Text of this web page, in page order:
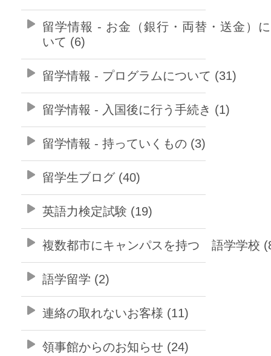
留学情報 - お金（銀行・両替・送金）
いて (6)
留学情報 - プログラムについて (31)
留学情報 - 入国後に行う手続き (1)
留学情報 - 持っていくもの (3)
留学生ブログ (40)
英語力検定試験 (19)
複数都市にキャンパスを持つ 語学学校
語学留学 (2)
連絡の取れないお客様 (11)
領事館からのお知らせ (24)